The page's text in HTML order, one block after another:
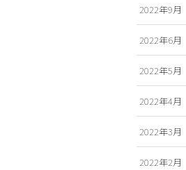
2022年9月
2022年6月
2022年5月
2022年4月
2022年3月
2022年2月